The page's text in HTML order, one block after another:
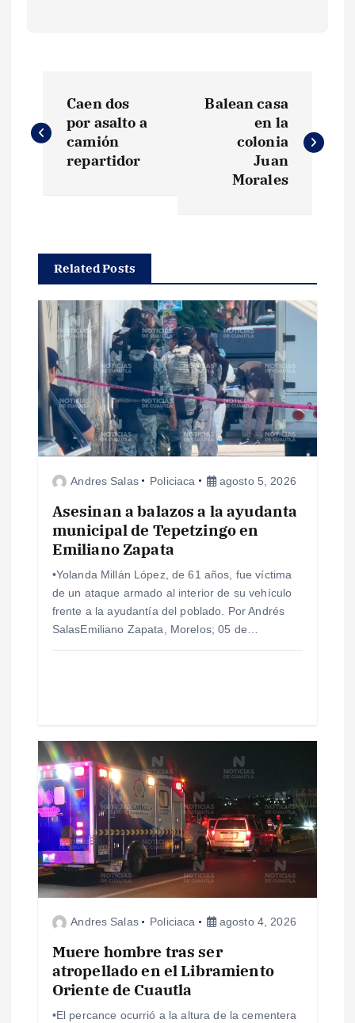
a
g
a
c
ó
n
d
a
s
Caen dos
por asalto a
camión
repartidor
Balean casa
en la
colonia
Juan
Morales
Related Posts
Andres Salas Policiaca agosto 5, 2026
Asesinan a balazos a la ayudanta
municipal de Tepetzingo en
Emiliano Zapata
•Yolanda Millán López, de 61 años, fue víctima
de un ataque armado al interior de su vehículo
frente a la ayudantía del poblado. Por Andrés
SalasEmiliano Zapata, Morelos; 05 de…
Andres Salas Policiaca agosto 4, 2026
Muere hombre tras ser
atropellado en el Libramiento
Oriente de Cuautla
•​El percance ocurrió a la altura de la cementera